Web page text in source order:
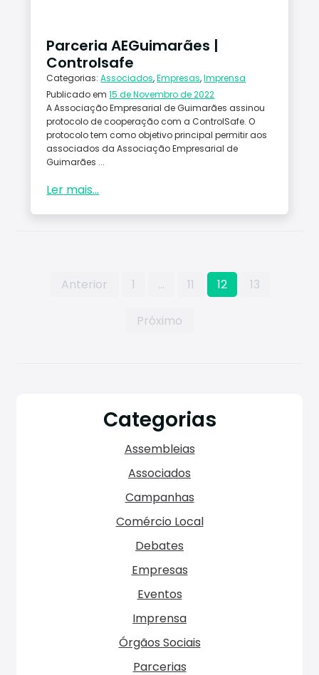
Parceria AEGuimarães |
Controlsafe
Categorias:Associados,Empresas,Imprensa
Publicado em15 de Novembro de 2022
A Associação Empresarial de Guimarães assinou
protocolo de cooperação com a ControlSafe. O
protocolo tem como objetivo principal permitir aos
associados da Associação Empresarial de
Guimarães ...
Ler mais...
Paginação
Anterior 1 … 11 12 13
Próximo
Categorias
Assembleias
Associados
Campanhas
Comércio Local
Debates
Empresas
Eventos
Imprensa
Órgãos Sociais
Parcerias